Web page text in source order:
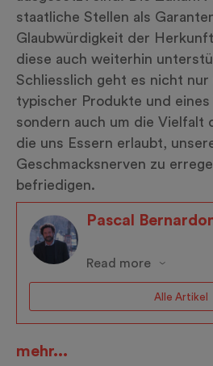
staatliche Stellen als
Glaubwürdigkeit der
diese auch weiterhin
Schliesslich geht es nicht nur
typischer Produkte und eines
sondern auch um die Vielfalt
die uns Essern erlaubt,
Geschmacksnerven zu
befriedigen.
Alle Artikel
Pascal
Read more
mehr...